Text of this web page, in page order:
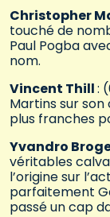
Christopher
touché de
Paul Pogba
nom.
Vincent Thill:
Martins sur son
plus franches
Yvandro
véritables
l’origine sur
parfaitement
passé un cap